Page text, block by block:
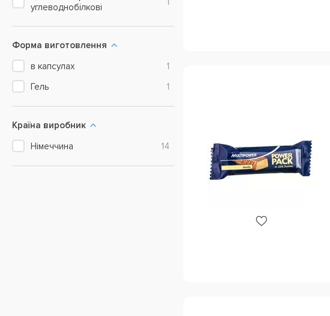
Шоколад з вершками
углеводнобілкові
Форма виготовлення
в капсулах
1
Гель
1
Країна виробник
Німеччина
14